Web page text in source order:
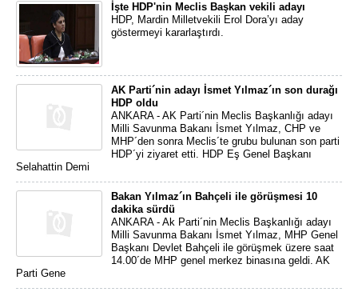
İşte HDP'nin Meclis Başkan vekili adayı
HDP, Mardin Milletvekili Erol Dora’yı aday
göstermeyi kararlaştırdı.
AK Parti´nin adayı İsmet Yılmaz´ın son durağı
HDP oldu
ANKARA - AK Parti´nin Meclis Başkanlığı adayı
Milli Savunma Bakanı İsmet Yılmaz, CHP ve
MHP´den sonra Meclis´te grubu bulunan son parti
HDP´yi ziyaret etti. HDP Eş Genel Başkanı
Selahattin Demi
Bakan Yılmaz´ın Bahçeli ile görüşmesi 10
dakika sürdü
ANKARA - Ak Parti´nin Meclis Başkanlığı adayı
Milli Savunma Bakanı İsmet Yılmaz, MHP Genel
Başkanı Devlet Bahçeli ile görüşmek üzere saat
14.00´de MHP genel merkez binasına geldi. AK
Parti Gene